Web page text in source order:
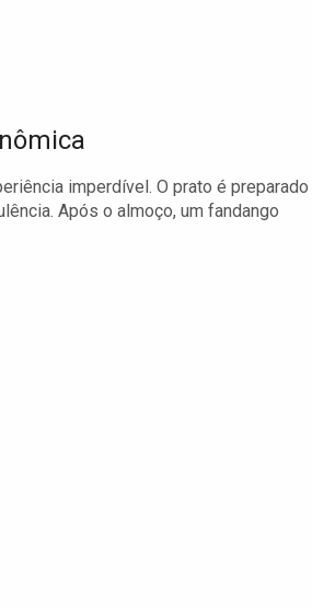
imperdível. O prato é
Após o almoço, um fandango